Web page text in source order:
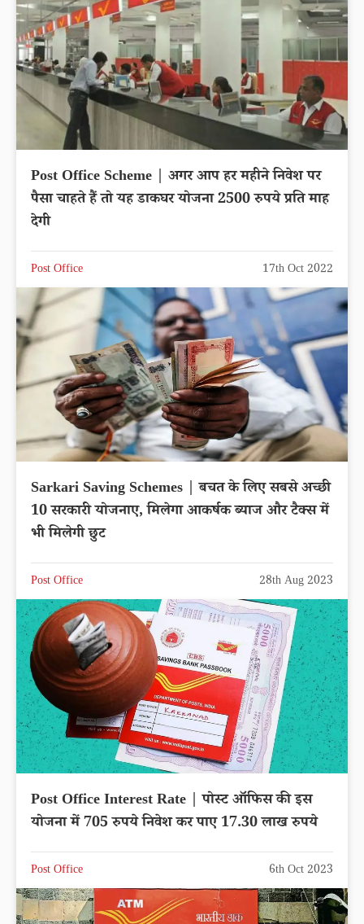
Post Office Scheme | अगर आप हर महीने निवेश पर
पैसा चाहते हैं तो यह डाकघर योजना 2500 रुपये प्रति माह
देगी
Post Office 17th Oct 2022
Sarkari Saving Schemes | बचत के लिए सबसे अच्छी
10 सरकारी योजनाए, मिलेगा आकर्षक ब्याज और टैक्स में
भी मिलेगी छुट
Post Office 28th Aug 2023
Post Office Interest Rate | पोस्ट ऑफिस की इस
योजना में 705 रुपये निवेश कर पाए 17.30 लाख रुपये
Post Office 6th Oct 2023